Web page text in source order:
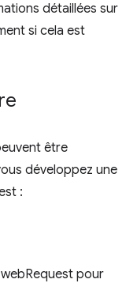
détaillées sur
si cela est
être
développez une
:
pour